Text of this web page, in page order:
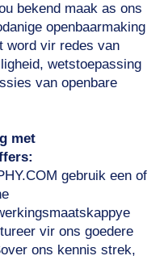
bekend maak as ons
openbaarmaking
word vir redes van
wetstoepassing
van openbare
met
gebruik een of
vir ons goedere
ons kennis strek,